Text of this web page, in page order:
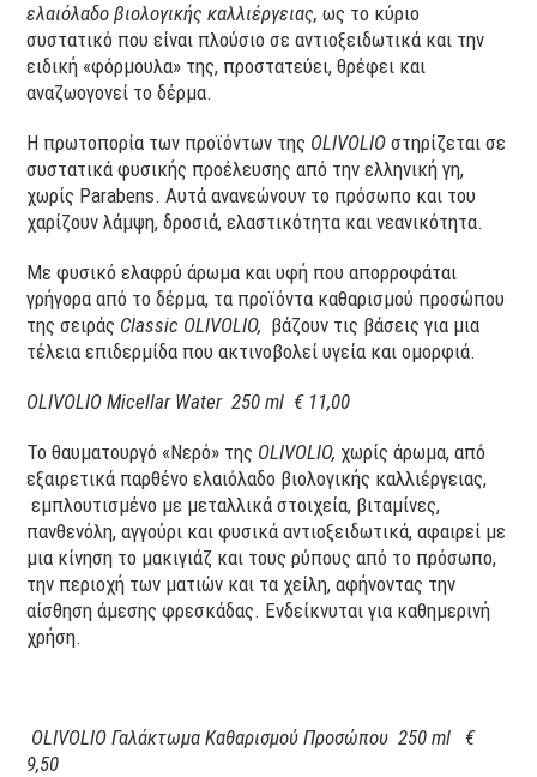
ελαιόλαδο βιολογικής καλλιέργειας, ως το κύριο
συστατικό που είναι πλούσιο σε αντιοξειδωτικά και την
ειδική «φόρμουλα» της, προστατεύει, θρέφει και
αναζωογονεί το δέρμα.
Η πρωτοπορία των προϊόντων της OLIVOLIO στηρίζεται σε
συστατικά φυσικής προέλευσης από την ελληνική γη,
χωρίς Parabens. Aυτά ανανεώνουν το πρόσωπο και του
χαρίζουν λάμψη, δροσιά, ελαστικότητα και νεανικότητα.
Με φυσικό ελαφρύ άρωμα και υφή που απορροφάται
γρήγορα από το δέρμα, τα προϊόντα καθαρισμού προσώπου
της σειράς Classic OLIVOLIO, βάζουν τις βάσεις για μια
τέλεια επιδερμίδα που ακτινοβολεί υγεία και ομορφιά.
OLIVOLIO Micellar Water 250ml € 11,00
Το θαυματουργό «Νερό» της OLIVOLIO, χωρίς άρωμα, από
εξαιρετικά παρθένο ελαιόλαδο βιολογικής καλλιέργειας,
εμπλουτισμένο με μεταλλικά στοιχεία, βιταμίνες,
πανθενόλη, αγγούρι και φυσικά αντιοξειδωτικά, αφαιρεί με
μια κίνηση το μακιγιάζ και τους ρύπους από το πρόσωπο,
την περιοχή των ματιών και τα χείλη, αφήνοντας την
αίσθηση άμεσης φρεσκάδας. Ενδείκνυται για καθημερινή
χρήση.
OLIVOLIO Γαλάκτωμα Καθαρισμού Προσώπου 250 ml €
9,50